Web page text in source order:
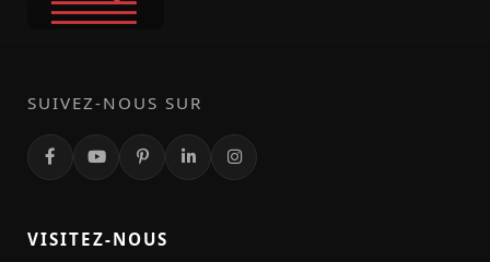
SUIVEZ-NOUS SUR
VISITEZ-NOUS